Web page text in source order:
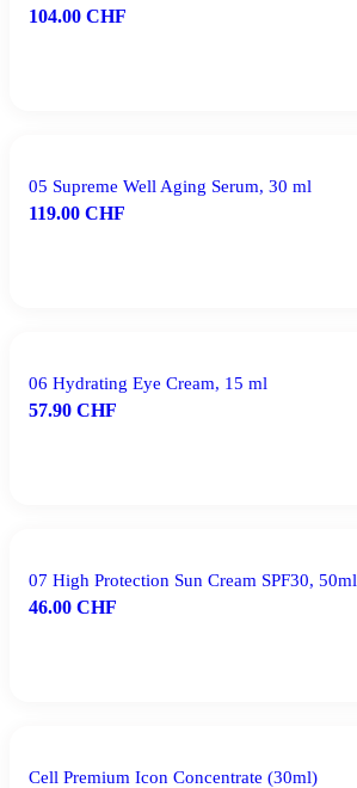
104.00 CHF
05 Supreme Well Aging Serum, 30 ml
119.00 CHF
06 Hydrating Eye Cream, 15 ml
57.90 CHF
07 High Protection Sun Cream SPF30, 50ml
46.00 CHF
Cell Premium Icon Concentrate (30ml)